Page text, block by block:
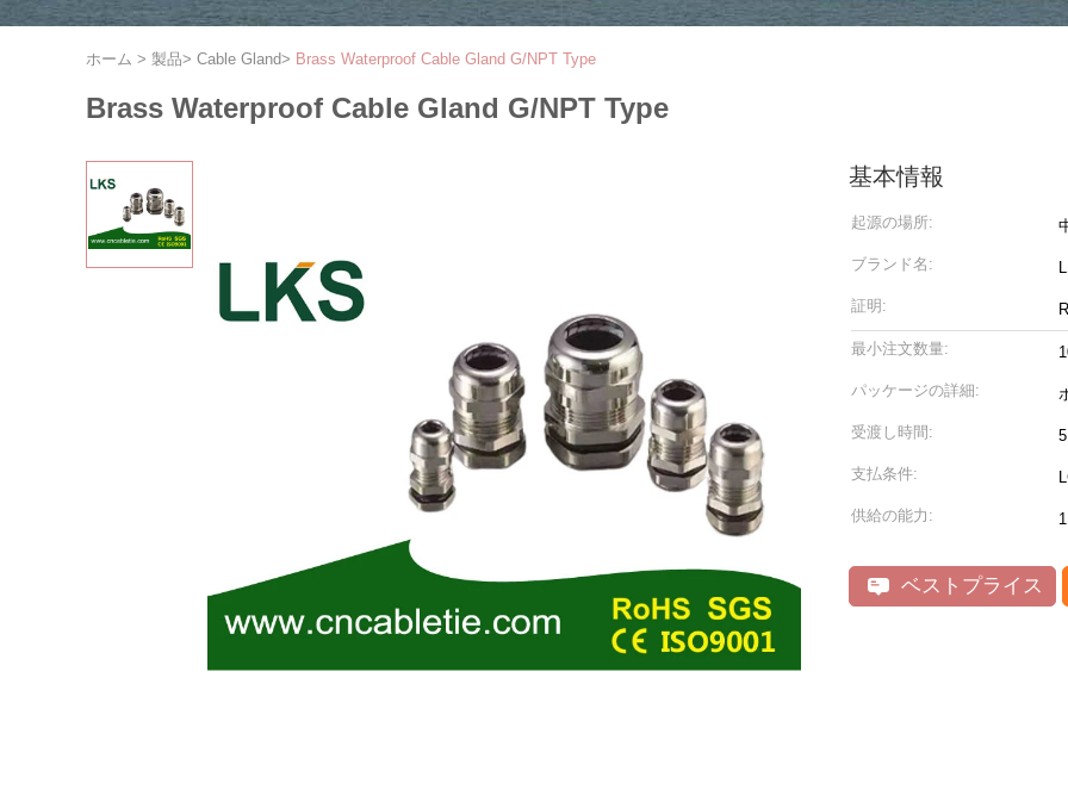
ホーム > 製品> Cable Gland> Brass Waterproof Cable Gland G/NPT Type
Brass Waterproof Cable Gland G/NPT Type
基本情報
起源の場所:
ブランド名:
証明:
最小注文数量:
パッケージの詳細:
受渡し時間:
支払条件:
供給の能力:
ベストプライス